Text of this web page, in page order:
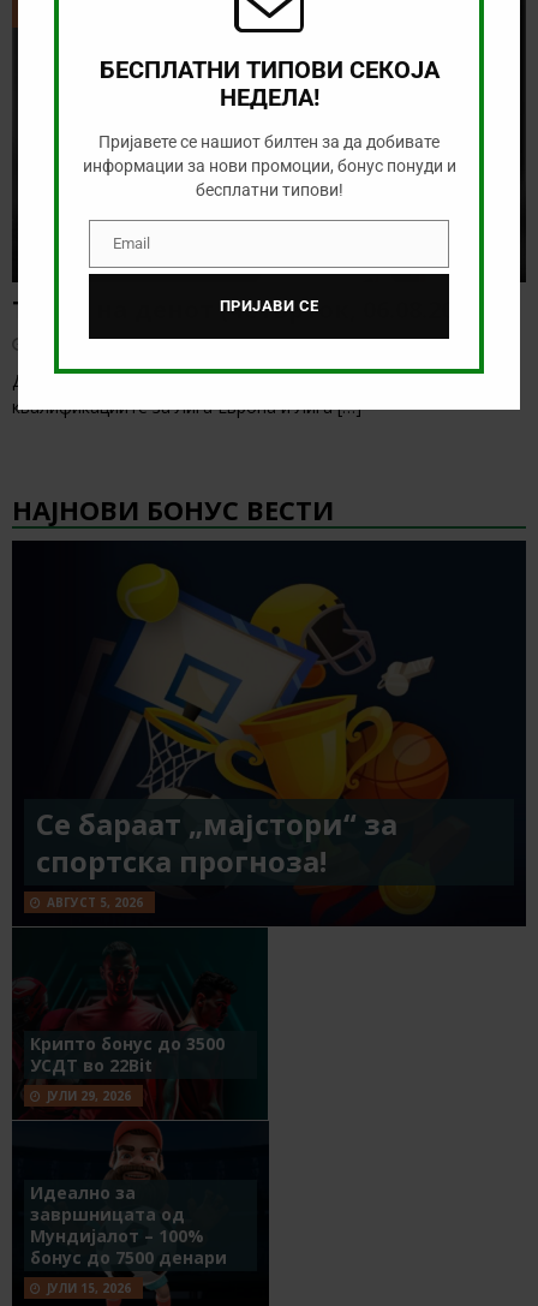
Тикет на денот (четврток, 06.08.2026)
август 6, 2026
Денес се играат првите натпревари од третото коло на
квалификациите за Лига Европа и Лига[…]
НАЈНОВИ БОНУС ВЕСТИ
Се бараат „мајстори“ за
спортска прогноза!
АВГУСТ 5, 2026
Крипто бонус до 3500
УСДТ во 22Bit
ЈУЛИ 29, 2026
Идеално за
завршницата од
Мундијалот – 100%
бонус до 7500 денари
ЈУЛИ 15, 2026
БЕСПЛАТНИ ТИПОВИ СЕКОЈА
НЕДЕЛА!
Пријавете се нашиот билтен за да добивате
информации за нови промоции, бонус понуди и
бесплатни типови!
EmailEmail
ПРИЈАВИ СЕ